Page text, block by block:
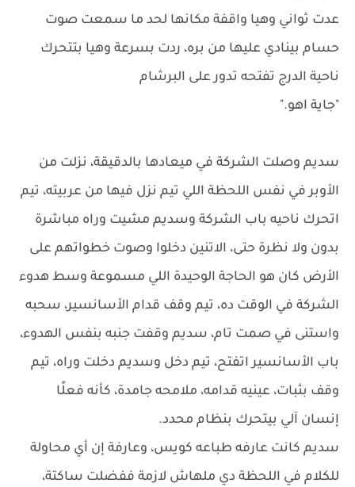
عدت ثواني وهيا واقفة مكانها لحد ما سمعت صوت
حسام بينادي عليها من بره، ردت بسرعة وهيا بتتحرك
ناحية الدرج تفتحه تدور على البرشام
"جاية اهو."
سديم وصلت الشركة في ميعادها بالدقيقة، نزلت من
الأوبر في نفس اللحظة اللي تيم نزل فيها من عربيته، تيم
اتحرك ناحيه باب الشركة وسديم مشيت وراه مباشرة
بدون ولا نظرة حتى، الاتنين دخلوا وصوت خطواتهم على
الأرض كان هو الحاجة الوحيدة اللي مسموعة وسط هدوء
الشركة في الوقت ده، تيم وقف قدام الأسانسير، سحبه
واستنى في صمت تام، سديم وقفت جنبه بنفس الهدوء،
باب الأسانسير اتفتح، تيم دخل وسديم دخلت وراه، تيم
وقف بثبات، عينيه قدامه، ملامحه جامدة، كأنه فعلًا
إنسان آلي بيتحرك بنظام محدد.
سديم كانت عارفه طباعه كويس، وعارفة إن أي محاولة
للكلام في اللحظة دي ملهاش لازمة ففضلت ساكتة،